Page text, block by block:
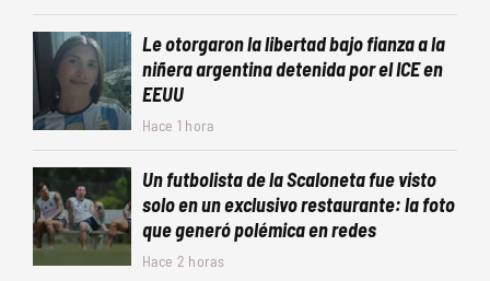
Le otorgaron la libertad bajo fianza a la
niñera argentina detenida por el ICE en
EEUU
Hace 1 hora
Un futbolista de la Scaloneta fue visto
solo en un exclusivo restaurante: la foto
que generó polémica en redes
Hace 2 horas